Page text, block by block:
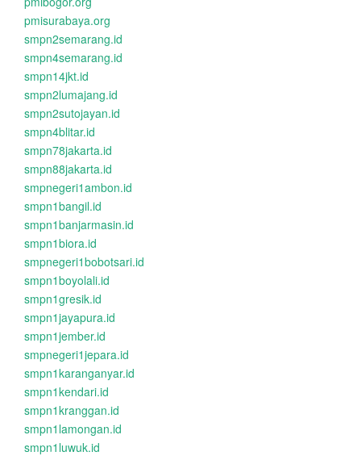
pmisurabaya.org
smpn2semarang.id
smpn4semarang.id
smpn14jkt.id
smpn2lumajang.id
smpn2sutojayan.id
smpn4blitar.id
smpn78jakarta.id
smpn88jakarta.id
smpnegeri1ambon.id
smpn1bangil.id
smpn1banjarmasin.id
smpn1biora.id
smpnegeri1bobotsari.id
smpn1boyolali.id
smpn1gresik.id
smpn1jayapura.id
smpn1jember.id
smpnegeri1jepara.id
smpn1karanganyar.id
smpn1kendari.id
smpn1kranggan.id
smpn1lamongan.id
smpn1luwuk.id